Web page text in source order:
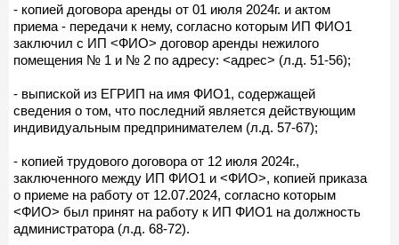
- копией договора аренды от 01 июля 2024г. и актом
приема - передачи к нему, согласно которым ИП ФИО1
заключил с ИП <ФИО> договор аренды нежилого
помещения № 1 и № 2 по адресу: <адрес> (л.д. 51-56);
- выпиской из ЕГРИП на имя ФИО1, содержащей
сведения о том, что последний является действующим
индивидуальным предпринимателем (л.д. 57-67);
- копией трудового договора от 12 июля 2024г.,
заключенного между ИП ФИО1 и <ФИО>, копией приказа
о приеме на работу от 12.07.2024, согласно которым
<ФИО> был принят на работу к ИП ФИО1 на должность
администратора (л.д. 68-72).